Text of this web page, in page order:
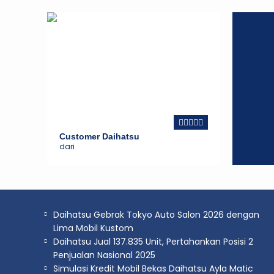
Customer Daihatsu
dari
Daihatsu Gebrak Tokyo Auto Salon 2026 dengan
Lima Mobil Kustom
Daihatsu Jual 137.835 Unit, Pertahankan Posisi 2
Penjualan Nasional 2025
Simulasi Kredit Mobil Bekas Daihatsu Ayla Matic
Daihatsu Sigra
Mulai :143.400.000